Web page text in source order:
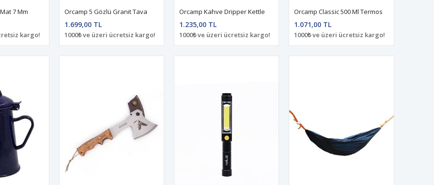
7 Mm
kargo!
Orcamp 5 Gözlü Granit Tava
1.699,00 TL
1000₺ ve üzeri ücretsiz kargo!
Orcamp Kahve Dripper Kettle
1.235,00 TL
1000₺ ve üzeri ücretsiz kargo!
Orcamp Classic 500 Ml Termos
1.071,00 TL
1000₺ ve üzeri ücretsiz kargo!